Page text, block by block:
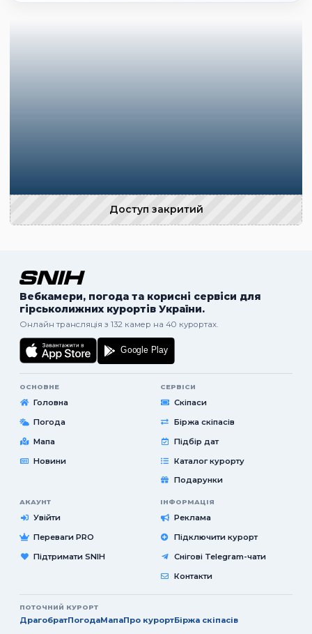
Доступ закритий
Вебкамери, погода та корисні сервіси для
гірськолижних курортів України.
Онлайн трансляція з 132 камер на 40 курортах.
ОСНОВНЕ
Головна
Погода
Мапа
Новини
СЕРВІСИ
Скіпаси
Біржа скіпасів
Підбір дат
Каталог курорту
Подарунки
АКАУНТ
Увійти
Переваги PRO
Підтримати SNIH
ІНФОРМАЦІЯ
Реклама
Підключити курорт
Снігові Telegram-чати
Контакти
ПОТОЧНИЙ КУРОРТ
ДрагобратПогодаМапаПро курортБіржа скіпасів